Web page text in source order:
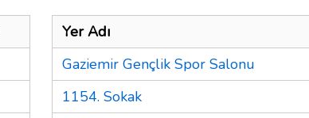
Yer Adı
Gaziemir Gençlik Spor Salonu
1154. Sokak